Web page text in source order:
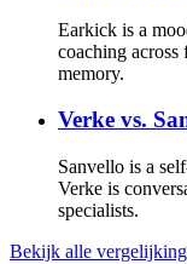
Earkick is a
coaching
memory.
Verke vs.
Sanvello is a
Verke is
specialists.
Bekijk alle